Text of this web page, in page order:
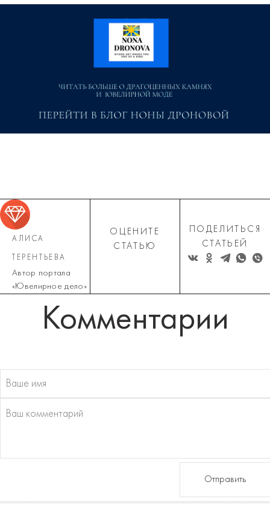
АЛИСА
ТЕРЕНТЬЕВА
Автор портала
«Ювелирное дело»
ОЦЕНИТЕ
СТАТЬЮ
ПОДЕЛИТЬСЯ
СТАТЬЕЙ
Комментарии
Отправить